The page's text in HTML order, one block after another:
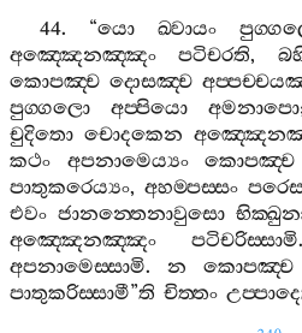
44. “යො ඛ‍්වායං
අඤ‍්ඤෙනඤ‍්ඤං
පටිචරති,
කොපඤ‍්ච දොසඤ‍්ච
පුග‍්ගලො
අප‍්පියො අමනාපො
චුදිතො චොදකෙන
කථං
අපනාමෙය්‍යං කොපඤ‍්ච
පාතුකරෙය්‍යං, අහම‍්පස‍්සං
එවං ජානන‍්තෙනාවුසො
අඤ‍්ඤෙනඤ‍්ඤං
පටිචරිස‍්සාමි
අපනාමෙස‍්සාමි. න කොපඤ‍්ච
පාතුකරිස‍්සාමී”ති චිත‍්තං